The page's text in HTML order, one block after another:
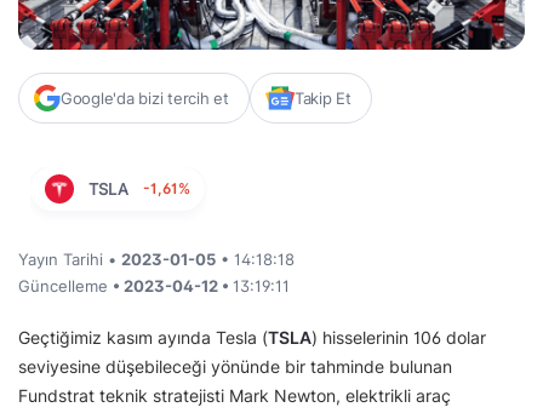
Google'da bizi tercih et Takip Et
TSLA -1,61%
Yayın Tarihi • 2023-01-05 • 14:18:18
Güncelleme • 2023-04-12 • 13:19:11
Geçtiğimiz kasım ayında Tesla (TSLA) hisselerinin 106 dolar
seviyesine düşebileceği yönünde bir tahminde bulunan
Fundstrat teknik stratejisti Mark Newton, elektrikli araç